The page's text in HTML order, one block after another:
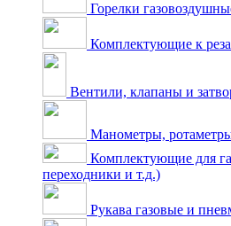
Горелки
Комплектующие к
Вентили, клапаны и
Манометры,
Комплектующие для
переходники и т.д.)
Рукава газовые и